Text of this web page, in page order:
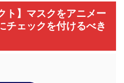
ト】マスクをアニメー
チェックを付けるべき